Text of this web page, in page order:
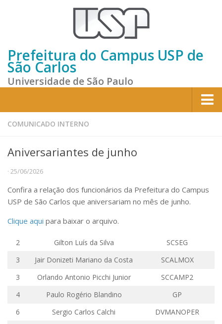
Prefeitura do Campus USP de
São Carlos
Universidade de São Paulo
Home
Sobre a Prefeitura
Gestão atual
Missão e Valores
Divisões e Seções
Comissões Internas
Localização
Serviços
Biblioteca
Administrativo e Financeiro
COMUNICADO INTERNO
Aniversariantes de junho
· 25/06/2026
Confira a relação dos funcionários da Prefeitura do Campus
USP de São Carlos que aniversariam no mês de junho.
Clique aqui para baixar o arquivo.
2 Gilton Luís da Silva
SCSEG
3
Jair Donizeti Mariano da Costa
SCALMOX
3
Orlando Antonio Picchi Junior
SCCAMP2
4
Paulo Rogério Blandino
GP
6
Sergio Carlos Calchi
DVMANOPER